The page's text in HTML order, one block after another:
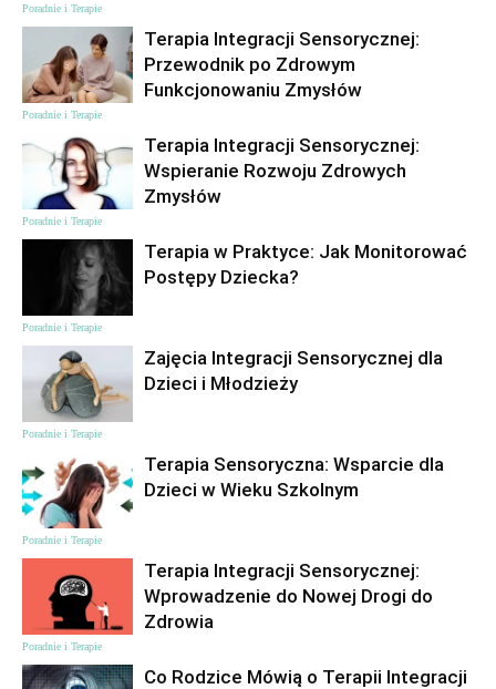
Poradnie i Terapie
Poradnie i Terapie
Terapia Integracji Sensorycznej:
Przewodnik po Zdrowym
Funkcjonowaniu Zmysłów
Poradnie i Terapie
Terapia Integracji Sensorycznej:
Wspieranie Rozwoju Zdrowych
Zmysłów
Poradnie i Terapie
Terapia w Praktyce: Jak Monitorować
Postępy Dziecka?
Poradnie i Terapie
Zajęcia Integracji Sensorycznej dla
Dzieci i Młodzieży
Poradnie i Terapie
Terapia Sensoryczna: Wsparcie dla
Dzieci w Wieku Szkolnym
Poradnie i Terapie
Terapia Integracji Sensorycznej:
Wprowadzenie do Nowej Drogi do
Zdrowia
Co Rodzice Mówią o Terapii Integracji